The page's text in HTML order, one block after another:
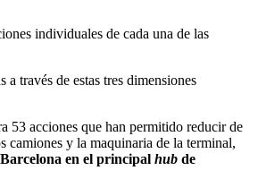
individuales de cada una de las
través de estas tres dimensiones
53 acciones que han permitido reducir de
camiones y la maquinaria de la terminal,
en el principal hub de